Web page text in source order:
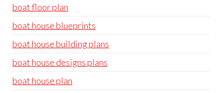
boat floor plan
boat house blueprints
boat house building plans
boat house designs plans
boat house plan